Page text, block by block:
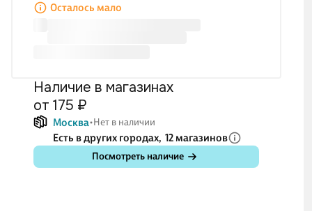
Осталось мало
Наличие в магазинах
от 175 ₽
Москва Нет в наличии
Есть в других городах, 12 магазинов
Посмотреть наличие